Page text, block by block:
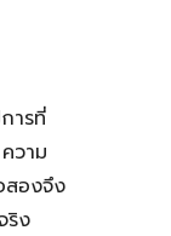
ารที่
วาม
สองจึง
ริง